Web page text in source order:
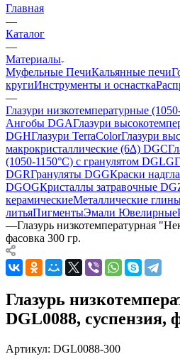
Главная
—
Каталог
—
Материалы
Муфельные ПечиКальянные печи
кругиИнструменты и оснастка
—
Глазури низкотемпературные
Ангобы DGAГлазури
DGHГлазури TerraColorГлазури
макрокристаллические (6∆) DGC
(1050-1150°С) с гранулятом DGLG
DGRГрануляты DGGКраски
DGOGКристаллы затравочные
керамическиеМеталлические
литьяПигментыЭмали Ювелирные
—Глазурь низкотемпературная
фасовка 300 гр.
Глазурь
DGL0088, суспензия,
Артикул: DGL0088-300